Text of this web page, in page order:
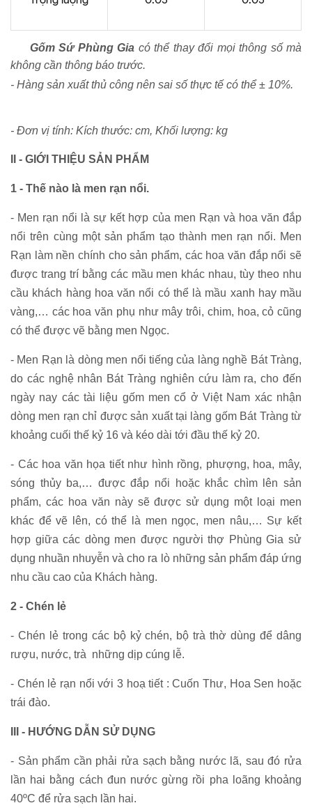
Gốm Sứ Phùng Gia có thể thay đổi mọi thông số mà
không cần thông báo trước.
- Hàng sản xuất thủ công nên sai số thực tế có thể ± 10%.
- Đơn vị tính: Kích thước: cm, Khối lượng: kg
II - GIỚI THIỆU SẢN PHẨM
1 - Thế nào là men rạn nổi.
- Men rạn nổi là sự kết hợp của men Rạn và hoa văn đắp
nổi trên cùng một sản phẩm tạo thành men rạn nổi. Men
Rạn làm nền chính cho sản phẩm, các hoa văn đắp nổi sẽ
được trang trí bằng các mầu men khác nhau, tùy theo nhu
cầu khách hàng hoa văn nổi có thể là mầu xanh hay mầu
vàng,… các hoa văn phụ như mây trôi, chim, hoa, cỏ cũng
có thể được vẽ bằng men Ngọc.
- Men Rạn là dòng men nổi tiếng của làng nghề Bát Tràng,
do các nghệ nhân Bát Tràng nghiên cứu làm ra, cho đến
ngày nay các tài liệu gốm men cổ ở Việt Nam xác nhận
dòng men rạn chỉ được sản xuất tại làng gốm Bát Tràng từ
khoảng cuối thế kỷ 16 và kéo dài tới đầu thế kỷ 20.
- Các hoa văn họa tiết như hình rồng, phượng, hoa, mây,
sóng thủy ba,… được đắp nổi hoặc khắc chìm lên sản
phẩm, các hoa văn này sẽ được sử dụng một loại men
khác để vẽ lên, có thể là men ngọc, men nâu,… Sự kết
hợp giữa các dòng men được người thợ Phùng Gia sử
dụng nhuần nhuyễn và cho ra lò những sản phẩm đáp ứng
nhu cầu cao của Khách hàng.
2 - Chén lẻ
- Chén lẻ trong các bộ kỷ chén, bộ trà thờ dùng để dâng
rượu, nước, trà những dịp cúng lễ.
- Chén lẻ rạn nổi với 3 hoạ tiết : Cuốn Thư, Hoa Sen hoặc
trái đào.
III - HƯỚNG DẪN SỬ DỤNG
- Sản phẩm cần phải rửa sạch bằng nước lã, sau đó rửa
lần hai bằng cách đun nước gừng rồi pha loãng khoảng
40ºC để rửa sạch lần hai.